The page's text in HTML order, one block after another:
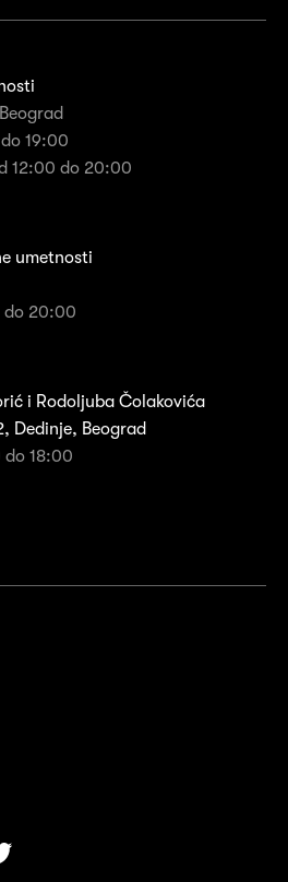
19:00
12:00 do 20:00
umetnosti
do 20:00
i Rodoljuba Čolakovića
Dedinje, Beograd
do 18:00